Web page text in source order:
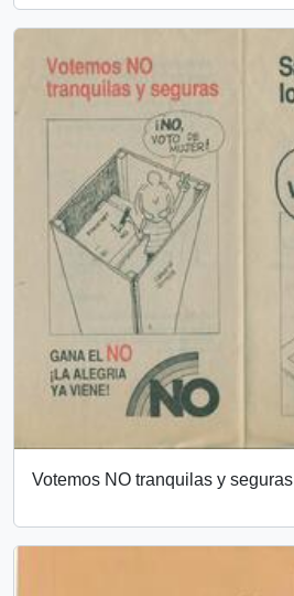
Votemos NO tranquilas y seguras